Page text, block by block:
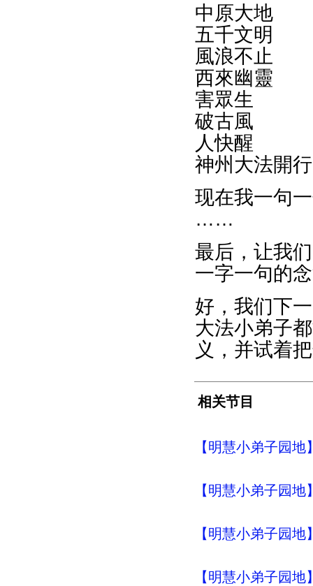
中原大地
五千文明
風浪不止
西來幽靈
害眾生
破古風
人快醒
神州大法開行
现在我一句
……
最后，让我
一字一句的
好，我们下
大法小弟子
义，并试着
相关节目
【明慧小弟子园
【明慧小弟子园
【明慧小弟子园
【明慧小弟子园